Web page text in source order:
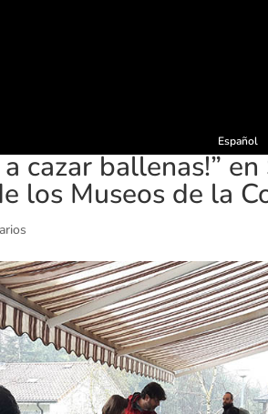
Español
cazar ballenas!”
los Museos de la